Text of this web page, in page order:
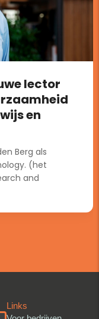
lector
en
Berg als
(het
and
Links